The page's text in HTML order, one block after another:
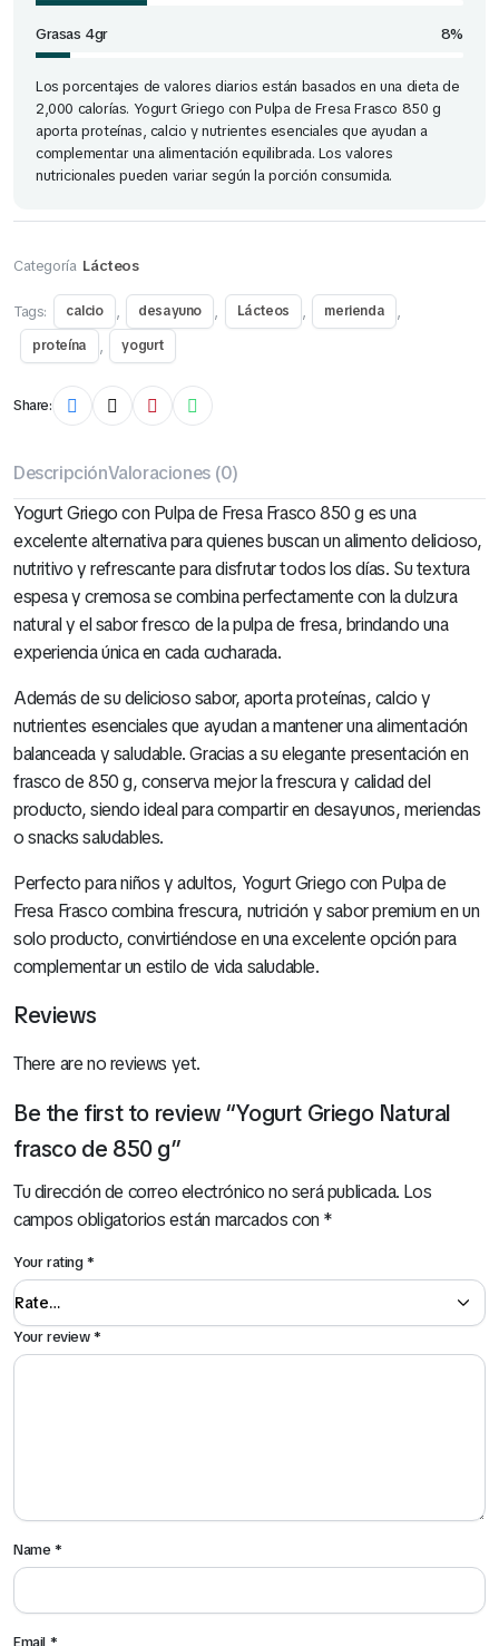
Grasas 4gr 8%
Los porcentajes de valores diarios están basados en una dieta de
2,000 calorías. Yogurt Griego con Pulpa de Fresa Frasco 850 g
aporta proteínas, calcio y nutrientes esenciales que ayudan a
complementar una alimentación equilibrada. Los valores
nutricionales pueden variar según la porción consumida.
Categoría Lácteos
Tags: calcio , desayuno , Lácteos , merienda ,
proteína , yogurt
Share:
DescripciónValoraciones (0)
Yogurt Griego con Pulpa de Fresa Frasco 850 g es una
excelente alternativa para quienes buscan un alimento delicioso,
nutritivo y refrescante para disfrutar todos los días. Su textura
espesa y cremosa se combina perfectamente con la dulzura
natural y el sabor fresco de la pulpa de fresa, brindando una
experiencia única en cada cucharada.
Además de su delicioso sabor, aporta proteínas, calcio y
nutrientes esenciales que ayudan a mantener una alimentación
balanceada y saludable. Gracias a su elegante presentación en
frasco de 850 g, conserva mejor la frescura y calidad del
producto, siendo ideal para compartir en desayunos, meriendas
o snacks saludables.
Perfecto para niños y adultos, Yogurt Griego con Pulpa de
Fresa Frasco combina frescura, nutrición y sabor premium en un
solo producto, convirtiéndose en una excelente opción para
complementar un estilo de vida saludable.
Reviews
There are no reviews yet.
Be the first to review “Yogurt Griego Natural
frasco de 850 g”
Tu dirección de correo electrónico no será publicada. Los
campos obligatorios están marcados con*
Your rating*
Your review*
Name*